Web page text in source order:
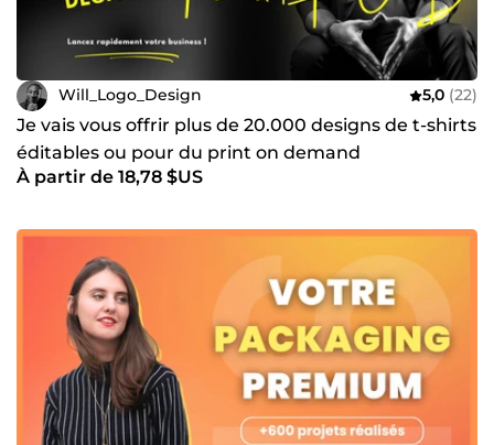
Will_Logo_Design 5,0 (22)
Je vais vous offrir plus de 20.000 designs de t-shirts
éditables ou pour du print on demand
À partir de 18,78 $US